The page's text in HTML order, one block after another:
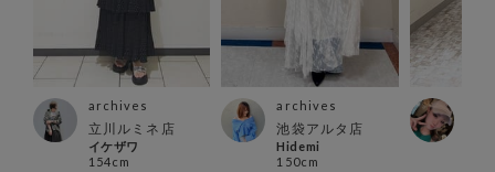
archives
立川ルミネ店
イケザワ
154cm
archives
池袋アルタ店
Hidemi
150cm